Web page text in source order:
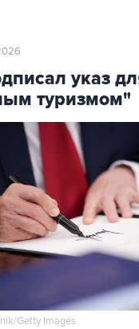
указ
туризмом"
Getty Images